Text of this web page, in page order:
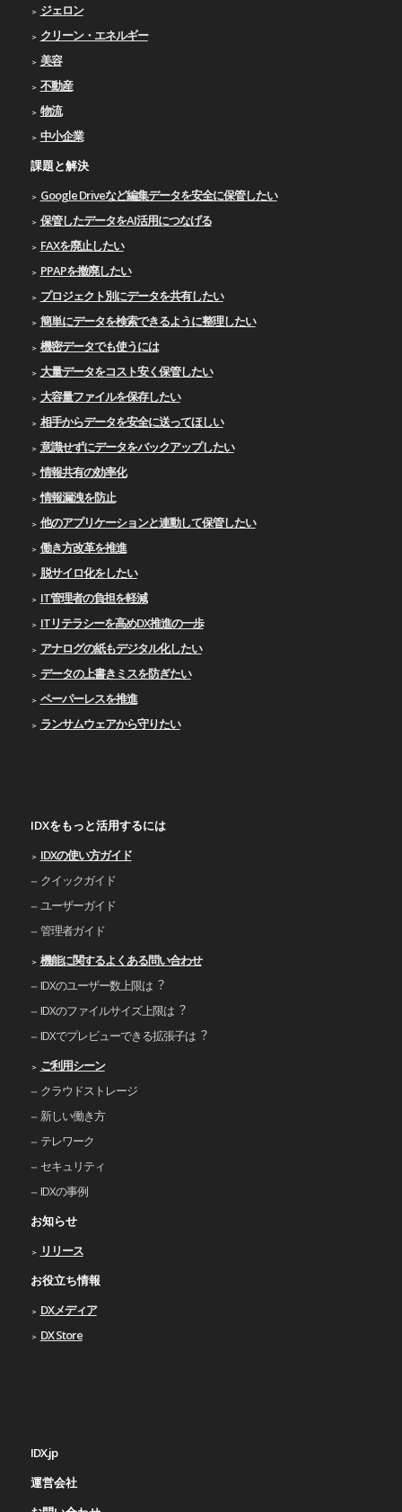
ジェロン
クリーン・エネルギー
美容
不動産
物流
中小企業
課題と解決
Google Driveなど編集データを安全に保管したい
保管したデータをAI活用につなげる
FAXを廃止したい
PPAPを撤廃したい
プロジェクト別にデータを共有したい
簡単にデータを検索できるように整理したい
機密データでも使うには
大量データをコスト安く保管したい
大容量ファイルを保存したい
相手からデータを安全に送ってほしい
意識せずにデータをバックアップしたい
情報共有の効率化
情報漏洩を防止
他のアプリケーションと連動して保管したい
働き方改革を推進
脱サイロ化をしたい
IT管理者の負担を軽減
ITリテラシーを高めDX推進の一歩
アナログの紙もデジタル化したい
データの上書きミスを防ぎたい
ペーパーレスを推進
ランサムウェアから守りたい
IDXをもっと活用するには
IDXの使い⽅ガイド
クイックガイド
ユーザーガイド
管理者ガイド
機能に関するよくある問い合わせ
IDXのユーザー数上限は︖
IDXのファイルサイズ上限は︖
IDXでプレビューできる拡張⼦は︖
ご利⽤シーン
クラウドストレージ
新しい働き⽅
テレワーク
セキュリティ
IDXの事例
お知らせ
リリース
お役立ち情報
DXメディア
DX Store
IDX.jp
運営会社